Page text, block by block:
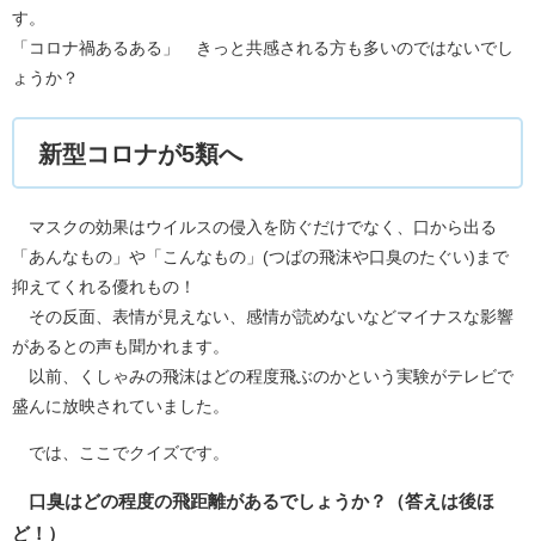
す。
「コロナ禍あるある」 きっと共感される方も多いのではないでし
ょうか？
新型コロナが5類へ
マスクの効果はウイルスの侵入を防ぐだけでなく、口から出る
「あんなもの」や「こんなもの」(つばの飛沫や口臭のたぐい)まで
抑えてくれる優れもの！
その反面、表情が見えない、感情が読めないなどマイナスな影響
があるとの声も聞かれます。
以前、くしゃみの飛沫はどの程度飛ぶのかという実験がテレビで
盛んに放映されていました。
では、ここでクイズです。
口臭はどの程度の飛距離があるでしょうか？（答えは後ほ
ど！）